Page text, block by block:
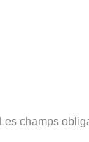
Les champs